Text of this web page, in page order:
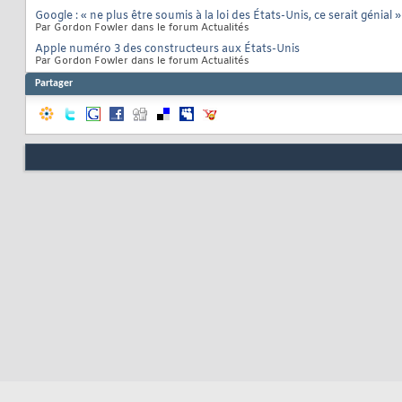
Google : « ne plus être soumis à la loi des États-Unis, ce serait génial »
Par Gordon Fowler dans le forum Actualités
Apple numéro 3 des constructeurs aux États-Unis
Par Gordon Fowler dans le forum Actualités
Partager